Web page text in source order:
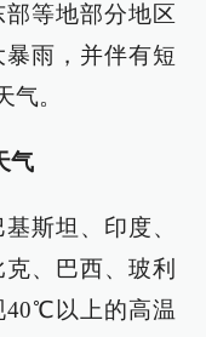
等地部分地区
雨，并伴有短
。
气
斯坦、印度、
、巴西、玻利
40℃以上的高温